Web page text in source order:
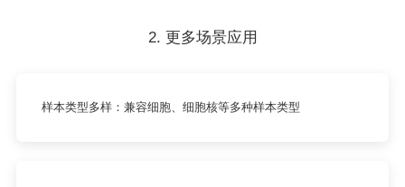
2. 更多场景应用
样本类型多样：兼容细胞、细胞核等多种样本类型